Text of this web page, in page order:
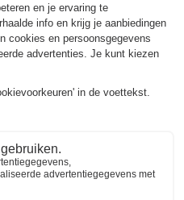
-68% € 199